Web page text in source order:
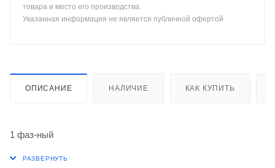
товара и место его производства.
Указанная информация не является публичной офертой
ОПИСАНИЕ НАЛИЧИЕ КАК КУПИТЬ
1 фаз-ный